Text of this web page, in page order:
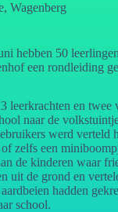
, Wagenberg
hebben 50
een rondleiding
leerkrachten en
naar de
werd verteld
zelfs een
de kinderen waar
uit de grond en
hadden
school.